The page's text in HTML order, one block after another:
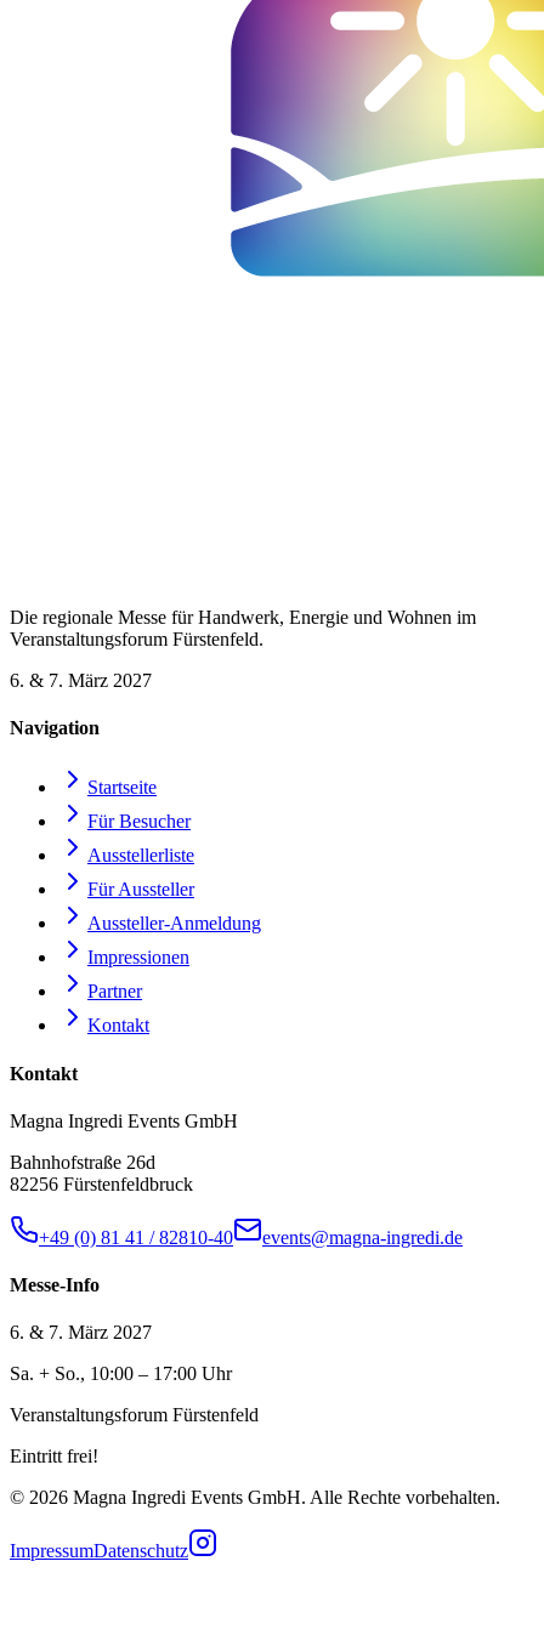
Die regionale Messe für Handwerk, Energie und Wohnen im
Veranstaltungsforum Fürstenfeld.
6. & 7. März 2027
Navigation
Startseite
Für Besucher
Ausstellerliste
Für Aussteller
Aussteller-Anmeldung
Impressionen
Partner
Kontakt
Kontakt
Magna Ingredi Events GmbH
Bahnhofstraße 26d
82256 Fürstenfeldbruck
+49 (0) 81 41 / 82810-40 events@magna-ingredi.de
Messe-Info
6. & 7. März 2027
Sa. + So., 10:00 – 17:00 Uhr
Veranstaltungsforum Fürstenfeld
Eintritt frei!
© 2026 Magna Ingredi Events GmbH. Alle Rechte vorbehalten.
ImpressumDatenschutz